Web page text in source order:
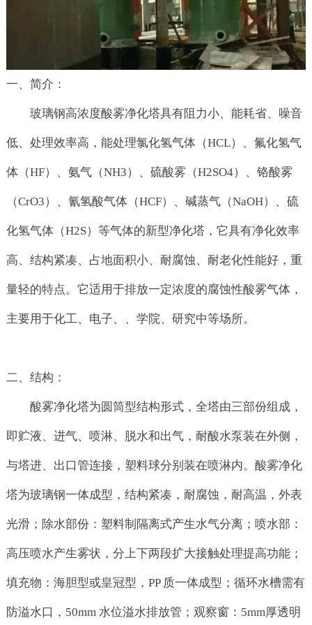
一、简介：
玻璃钢高浓度酸雾净化塔具有阻力小、能耗省、噪音
低、处理效率高，能处理氯化氢气体（HCL）、氟化氢气
体（HF）、氨气（NH3）、硫酸雾（H2SO4）、铬酸雾
（CrO3）、氰氢酸气体（HCF）、碱蒸气（NaOH）、硫
化氢气体（H2S）等气体的新型净化塔，它具有净化效率
高、结构紧凑、占地面积小、耐腐蚀、耐老化性能好，重
量轻的特点。它适用于排放一定浓度的腐蚀性酸雾气体，
主要用于化工、电子、、学院、研究中等场所。
二、结构：
酸雾净化塔为圆筒型结构形式，全塔由三部份组成，
即贮液、进气、喷淋、脱水和出气，耐酸水泵装在外侧，
与塔进、出口管连接，塑料球分别装在喷淋内。酸雾净化
塔为玻璃钢一体成型，结构紧凑，耐腐蚀，耐高温，外表
光滑；除水部份：塑料制隔离式产生水气分离；喷水部：
高压喷水产生雾状，分上下两段扩大接触处理提高功能；
填充物：海胆型或皇冠型，PP 质一体成型；循环水槽需有
防溢水口，50mm 水位溢水排放管；观察窗：5mm厚透明